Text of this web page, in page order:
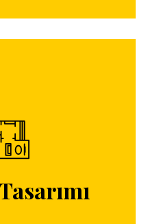
ile işlerinizi